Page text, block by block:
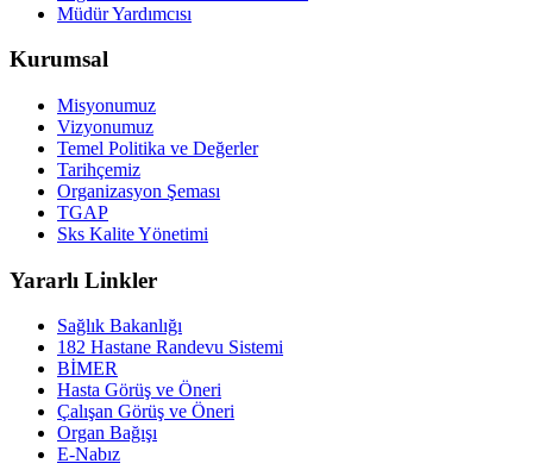
Müdür Yardımcısı
Kurumsal
Misyonumuz
Vizyonumuz
Temel Politika ve Değerler
Tarihçemiz
Organizasyon Şeması
TGAP
Sks Kalite Yönetimi
Yararlı Linkler
Sağlık Bakanlığı
182 Hastane Randevu Sistemi
BİMER
Hasta Görüş ve Öneri
Çalışan Görüş ve Öneri
Organ Bağışı
E-Nabız